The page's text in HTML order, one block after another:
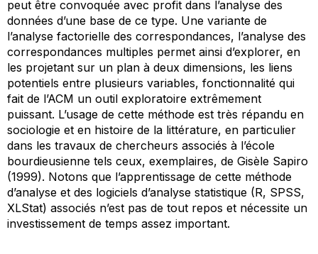
peut être convoquée avec profit dans l’analyse des
données d’une base de ce type. Une variante de
l’analyse factorielle des correspondances, l’analyse des
correspondances multiples permet ainsi d’explorer, en
les projetant sur un plan à deux dimensions, les liens
potentiels entre plusieurs variables, fonctionnalité qui
fait de l’ACM un outil exploratoire extrêmement
puissant. L’usage de cette méthode est très répandu en
sociologie et en histoire de la littérature, en particulier
dans les travaux de chercheurs associés à l’école
bourdieusienne tels ceux, exemplaires, de Gisèle Sapiro
(1999). Notons que l’apprentissage de cette méthode
d’analyse et des logiciels d’analyse statistique (R, SPSS,
XLStat) associés n’est pas de tout repos et nécessite un
investissement de temps assez important.